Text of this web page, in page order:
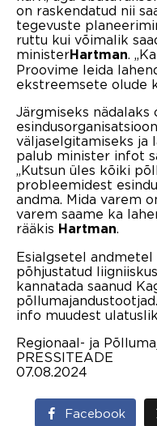
on raskendatud nii
tegevuste
ruttu kui võimalik
ministerHartman.
Proovime leida
ekstreemsete olude
Järgmiseks
väljaselgitamiseks ja
palub minister infot
„Kutsun üles kõiki
probleemidest
andma. Mida varem
varem saame ka
rääkis Hartman.
Esialgsetel
põhjustatud
kannatada saanud
info muudest
Regionaal- ja
PRESSITEADE
07.08.2024
Facebook